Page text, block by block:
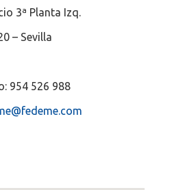
3ª Planta Izq.
– Sevilla
954 526 988